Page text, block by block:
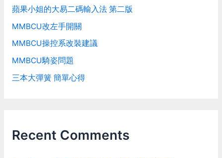
蘋果小姐的大易二碼輸入法 第二版
MMBCU改左手開關
MMBCU操控系改裝建議
MMBCU騎姿問題
三本大彈簧 簡單心得
Recent Comments